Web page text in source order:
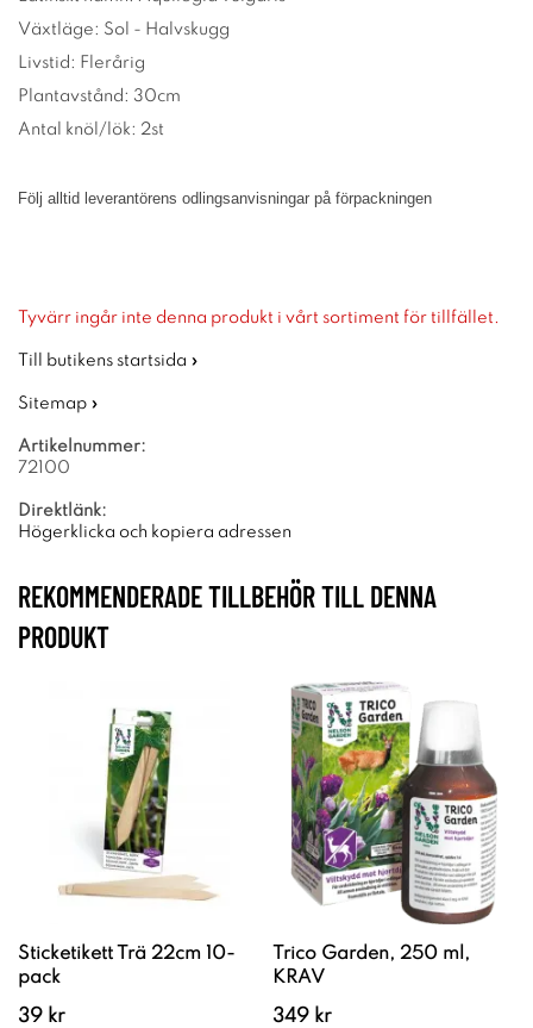
Växtläge: Sol - Halvskugg
Livstid: Flerårig
Plantavstånd: 30cm
Antal knöl/lök: 2st
Följ alltid leverantörens odlingsanvisningar på förpackningen
Tyvärr ingår inte denna produkt i vårt sortiment för tillfället.
Till butikens startsida »
Sitemap »
Artikelnummer:
72100
Direktlänk:
Högerklicka och kopiera adressen
REKOMMENDERADE TILLBEHÖR TILL DENNA
PRODUKT
Sticketikett Trä 22cm 10-
pack
39 kr
Trico Garden, 250 ml,
KRAV
349 kr